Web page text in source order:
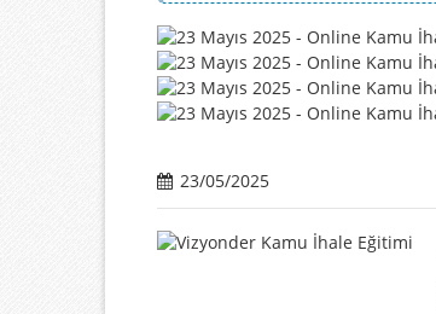
23/05/2025